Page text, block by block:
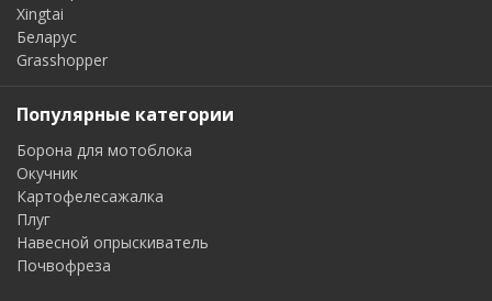
Xingtai
Беларус
Grasshopper
Популярные категории
Борона для мотоблока
Окучник
Картофелесажалка
Плуг
Навесной опрыскиватель
Почвофреза